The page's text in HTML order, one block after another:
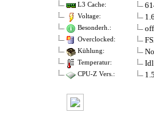
L3 Cache:
Voltage:
Besonderh.:
Overclocked:
Kühlung:
Temperatur:
CPU-Z Vers.: